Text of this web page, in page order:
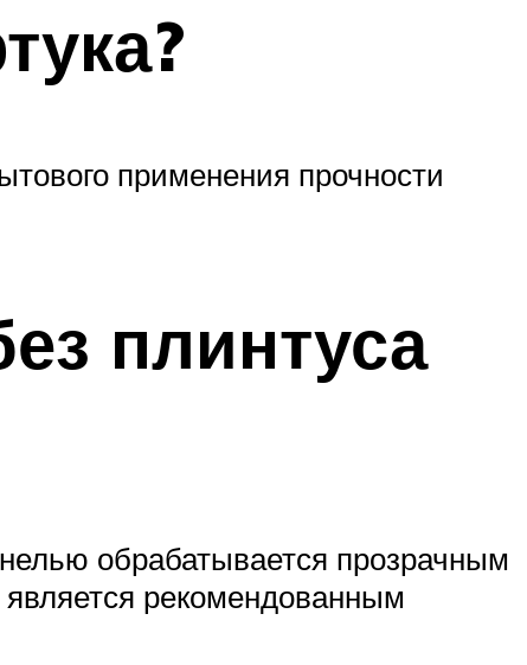
применения прочности
плинтуса
обрабатывается прозрачным
рекомендованным